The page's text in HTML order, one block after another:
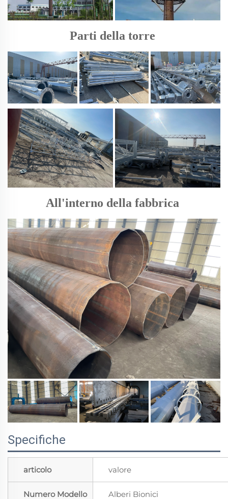
Parti della torre
All'interno della fabbrica
Specifiche
articolo valore
Numero Modello Alberi Bionici